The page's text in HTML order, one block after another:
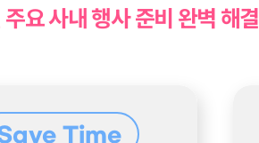
요 사내 행사 준비 완벽 해
Time